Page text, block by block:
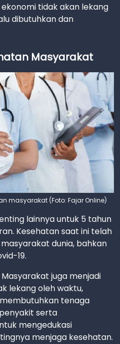
tidak akan lekang
dibutuhkan dan
Masyarakat
masyarakat (Foto: Fajar Online)
lainnya untuk 5 tahun
Kesehatan saat ini telah
dunia, bahkan
19.
juga menjadi
lekang oleh waktu,
tenaga
serta
mengedukasi
menjaga kesehatan.